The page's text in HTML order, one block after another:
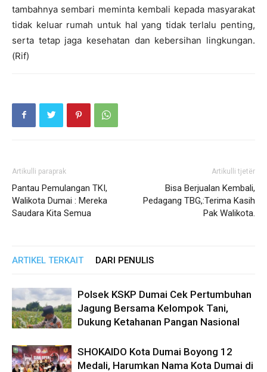
tambahnya sembari meminta kembali kepada masyarakat
tidak keluar rumah untuk hal yang tidak terlalu penting,
serta tetap jaga kesehatan dan kebersihan lingkungan.
(Rif)
Artikulli paraprak
Pantau Pemulangan TKI,
Walikota Dumai : Mereka
Saudara Kita Semua
Artikulli tjetër
Bisa Berjualan Kembali,
Pedagang TBG,:Terima Kasih
Pak Walikota.
ARTIKEL TERKAIT DARI PENULIS
Polsek KSKP Dumai Cek Pertumbuhan
Jagung Bersama Kelompok Tani,
Dukung Ketahanan Pangan Nasional
SHOKAIDO Kota Dumai Boyong 12
Medali, Harumkan Nama Kota Dumai di